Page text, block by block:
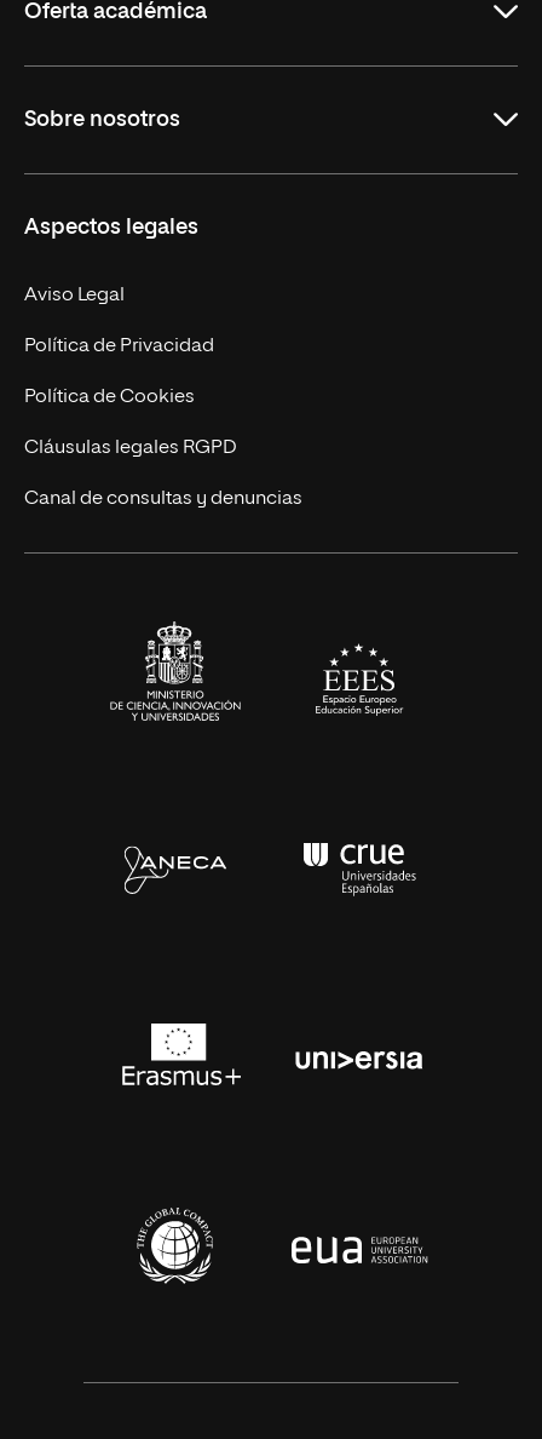
Oferta académica
Derecho
Empresa
MBA
Marketing y Comunicación
Ingeniería
Diseño
Ciencias de la Salud
Sobre nosotros
Nuestro Equipo
Contacto
Aspectos legales
Aviso Legal
Política de Privacidad
Política de Cookies
Cláusulas legales RGPD
Canal de consultas y denuncias